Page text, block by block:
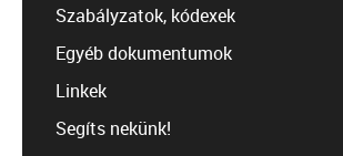
Szabályzatok, kódexek
Egyéb dokumentumok
Linkek
Segíts nekünk!